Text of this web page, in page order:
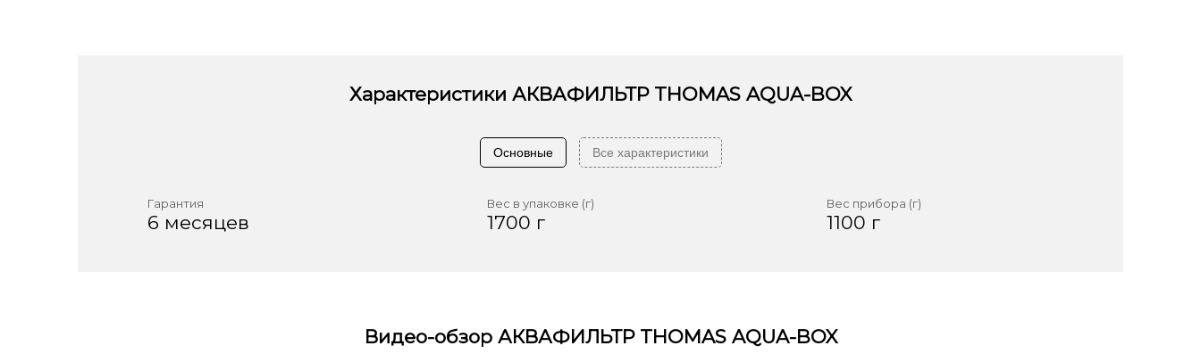
Характеристики АКВАФИЛЬТР THOMAS AQUA-BOX
Основные Все характеристики
Гарантия
6 месяцев
Вес в упаковке (г)
1700 г
Вес прибора (г)
1100 г
Видео-обзор АКВАФИЛЬТР THOMAS AQUA-BOX